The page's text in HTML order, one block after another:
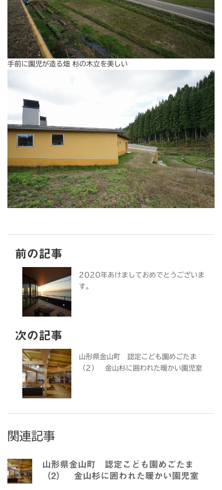
手前に園児が造る畑 杉の木立を美しい
前の記事
2020年あけましておめでとうございま
す。
次の記事
山形県金山町 認定こども園めごたま
（2） 金山杉に囲われた暖かい園児室
関連記事
山形県金山町 認定こども園めごたま
（2） 金山杉に囲われた暖かい園児室